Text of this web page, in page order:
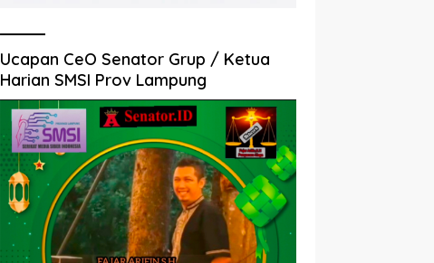
Ucapan CeO Senator Grup / Ketua
Harian SMSI Prov Lampung